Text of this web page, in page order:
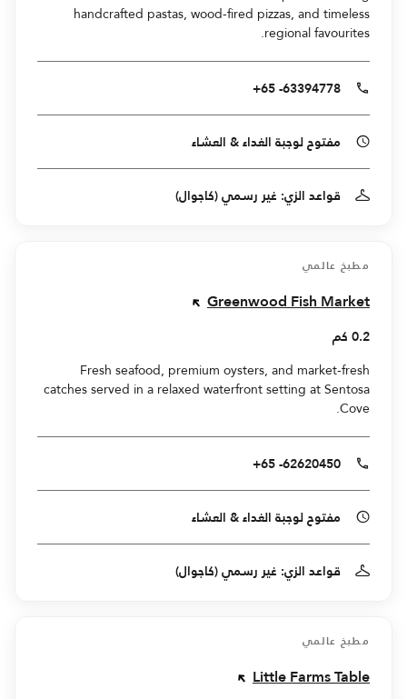
handcrafted pastas, wood-fired pizzas, and timeless
regional favourites.
+65 -63394778
مفتوح لوجبة الغداء & العشاء
قواعد الزي: غير رسمي (كاجوال)
مطبخ عالمي
Greenwood Fish Market
0.2 كم
Fresh seafood, premium oysters, and market-fresh
catches served in a relaxed waterfront setting at Sentosa
Cove.
+65 -62620450
مفتوح لوجبة الغداء & العشاء
قواعد الزي: غير رسمي (كاجوال)
مطبخ عالمي
Little Farms Table